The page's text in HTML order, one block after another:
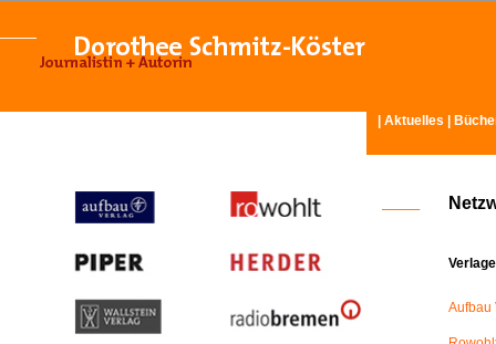
Aktuelles
Verlage
Aufbau